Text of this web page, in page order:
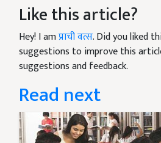
Like this article?
Hey! I amप्राची वत्स. Did you liked
suggestions to improve this
suggestions and feedback.
Read next